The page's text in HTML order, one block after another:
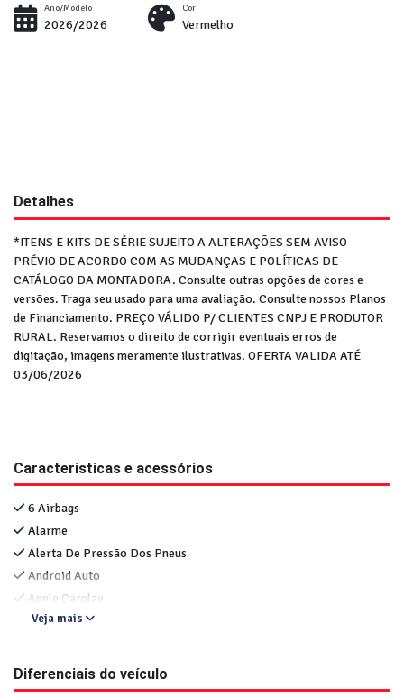
Ano/Modelo
2026/2026
Cor
Vermelho
Detalhes
*ITENS E KITS DE SÉRIE SUJEITO A ALTERAÇÕES SEM AVISO
PRÉVIO DE ACORDO COM AS MUDANÇAS E POLÍTICAS DE
CATÁLOGO DA MONTADORA. Consulte outras opções de cores e
versões. Traga seu usado para uma avaliação. Consulte nossos Planos
de Financiamento. PREÇO VÁLIDO P/ CLIENTES CNPJ E PRODUTOR
RURAL. Reservamos o direito de corrigir eventuais erros de
digitação, imagens meramente ilustrativas. OFERTA VALIDA ATÉ
03/06/2026
Características e acessórios
6 Airbags
Alarme
Alerta De Pressão Dos Pneus
Android Auto
Apple Carplay
Veja mais
Diferenciais do veículo